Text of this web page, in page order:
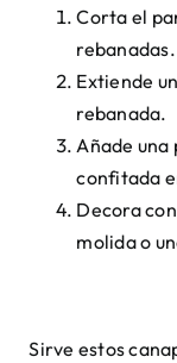
Corta el
rebanadas.
Extiende
rebanada.
Añade una
confitada
Decora
molida o
Sirve estos